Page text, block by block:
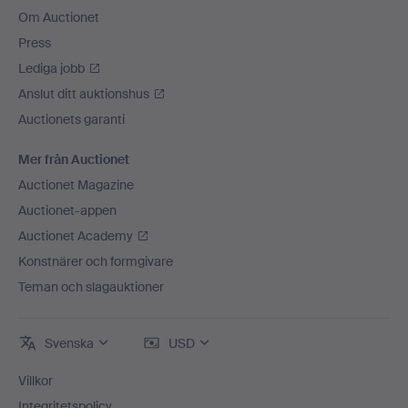
Om Auctionet
Press
Lediga jobb
Anslut ditt auktionshus
Auctionets garanti
Mer från Auctionet
Auctionet Magazine
Auctionet-appen
Auctionet Academy
Konstnärer och formgivare
Teman och slagauktioner
Svenska USD
Villkor